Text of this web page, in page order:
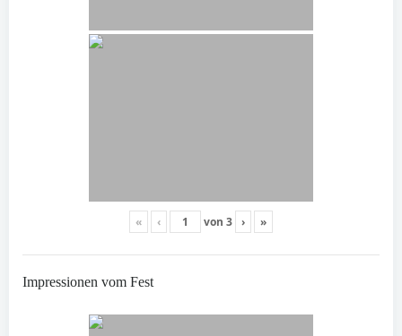
« ‹ von 3 › »
Impressionen vom Fest